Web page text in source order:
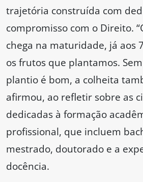
trajetória construída com
compromisso com o Direito.
chega na maturidade, já aos
os frutos que plantamos.
plantio é bom, a colheita
afirmou, ao refletir sobre as
dedicadas à formação
profissional, que incluem
mestrado, doutorado e a
docência.